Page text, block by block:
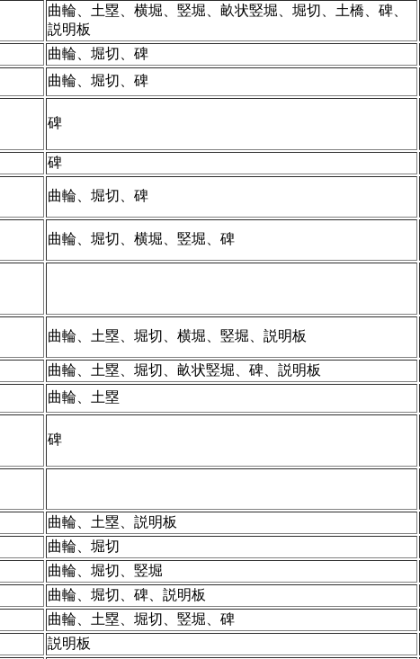
曲輪、土塁、横堀、竪堀、畝状竪堀、堀切、土橋、碑、
説明板
曲輪、堀切、碑
曲輪、堀切、碑
碑
碑
曲輪、堀切、碑
曲輪、堀切、横堀、竪堀、碑
曲輪、土塁、堀切、横堀、竪堀、説明板
曲輪、土塁、堀切、畝状竪堀、碑、説明板
曲輪、土塁
碑
曲輪、土塁、説明板
曲輪、堀切
曲輪、堀切、竪堀
曲輪、堀切、碑、説明板
曲輪、土塁、堀切、竪堀、碑
説明板